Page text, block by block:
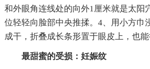
和外眼角连线处的向外1厘米就是太阳
位轻轻向脸部中央推揉。4、用小方巾
成干，折叠成长条形置于眼皮上，也能
最甜蜜的受损：妊娠纹